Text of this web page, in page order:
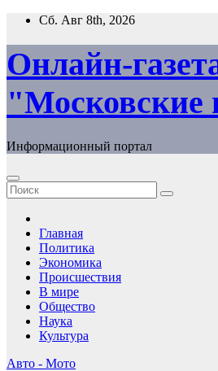
Перейти
содержимому
Сб. Авг 8th, 2026
Онлайн-
"Московские
Информационный портал
Главная
Политика
Экономика
Происшествия
В мире
Общество
Наука
Культура
Авто - Мото